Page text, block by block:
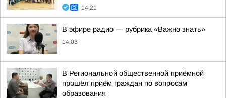
14:21
В эфире радио — рубрика «Важно знать»
14:03
В Региональной общественной приёмной
прошёл приём граждан по вопросам
образования